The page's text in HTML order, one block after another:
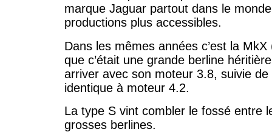
marque Jaguar partout dans le
productions plus accessibles.
Dans les mêmes années c’est la
que c’était une grande berline
arriver avec son moteur 3.8, suivie
identique à moteur 4.2.
La type S vint combler le fossé entre
grosses berlines.